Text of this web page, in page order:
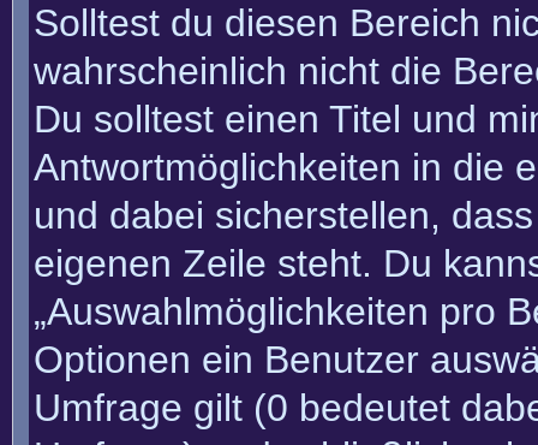
Solltest du diesen Bereich
wahrscheinlich nicht die
Du solltest einen Titel und
Antwortmöglichkeiten in die
und dabei sicherstellen,
eigenen Zeile steht. Du
„Auswahlmöglichkeiten pro
Optionen ein Benutzer
Umfrage gilt (0 bedeutet